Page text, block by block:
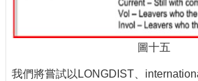
圖十五
我們將嘗試以LONGDIST、